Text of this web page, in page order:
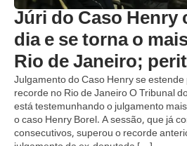
Júri do Caso Henry
dia e se torna o
Rio de Janeiro;
Julgamento do Caso Henry se
recorde no Rio de Janeiro O Tribunal
está testemunhando o julgamento
o caso Henry Borel. A sessão, que já
consecutivos, superou o recorde